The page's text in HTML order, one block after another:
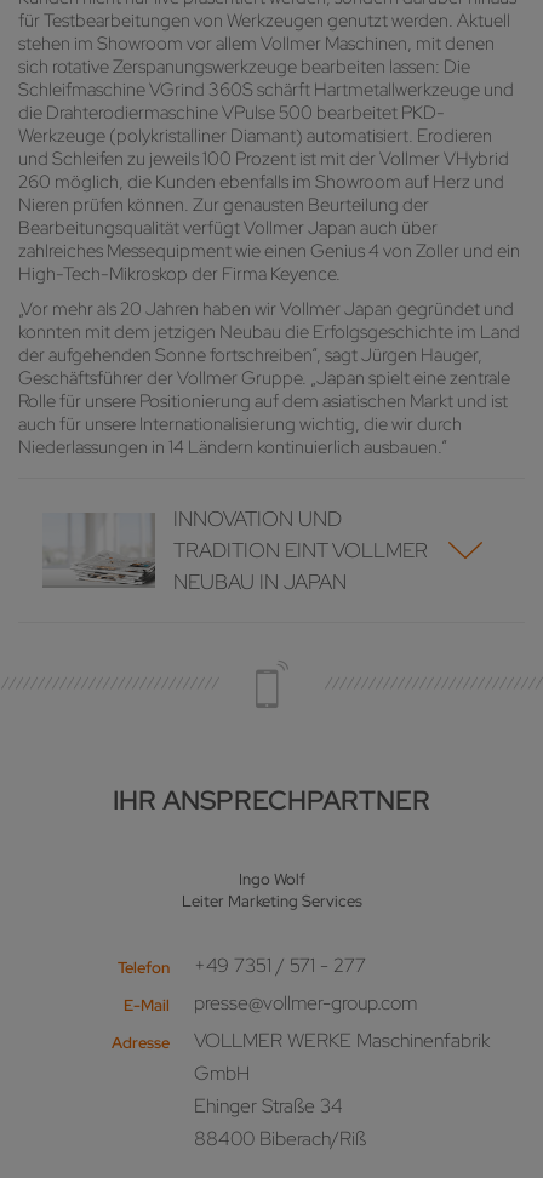
für Testbearbeitungen von Werkzeugen genutzt werden. Aktuell
stehen im Showroom vor allem Vollmer Maschinen, mit denen
sich rotative Zerspanungswerkzeuge bearbeiten lassen: Die
Schleifmaschine VGrind 360S schärft Hartmetallwerkzeuge und
die Drahterodiermaschine VPulse 500 bearbeitet PKD-
Werkzeuge (polykristalliner Diamant) automatisiert. Erodieren
und Schleifen zu jeweils 100 Prozent ist mit der Vollmer VHybrid
260 möglich, die Kunden ebenfalls im Showroom auf Herz und
Nieren prüfen können. Zur genausten Beurteilung der
Bearbeitungsqualität verfügt Vollmer Japan auch über
zahlreiches Messequipment wie einen Genius 4 von Zoller und ein
High-Tech-Mikroskop der Firma Keyence.
„Vor mehr als 20 Jahren haben wir Vollmer Japan gegründet und
konnten mit dem jetzigen Neubau die Erfolgsgeschichte im Land
der aufgehenden Sonne fortschreiben“, sagt Jürgen Hauger,
Geschäftsführer der Vollmer Gruppe. „Japan spielt eine zentrale
Rolle für unsere Positionierung auf dem asiatischen Markt und ist
auch für unsere Internationalisierung wichtig, die wir durch
Niederlassungen in 14 Ländern kontinuierlich ausbauen.“
INNOVATION UND
TRADITION EINT VOLLMER
NEUBAU IN JAPAN
IHR ANSPRECHPARTNER
Ingo Wolf
Leiter Marketing Services
Telefon +49 7351 / 571 - 277
E-Mail presse@vollmer-group.com
Adresse
VOLLMER WERKE Maschinenfabrik
GmbH
Ehinger Straße 34
88400 Biberach/Riß